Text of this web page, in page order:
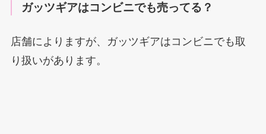
ガッツギアはコンビニでも売ってる？
店舗によりますが、ガッツギアはコンビニでも取
り扱いがあります。